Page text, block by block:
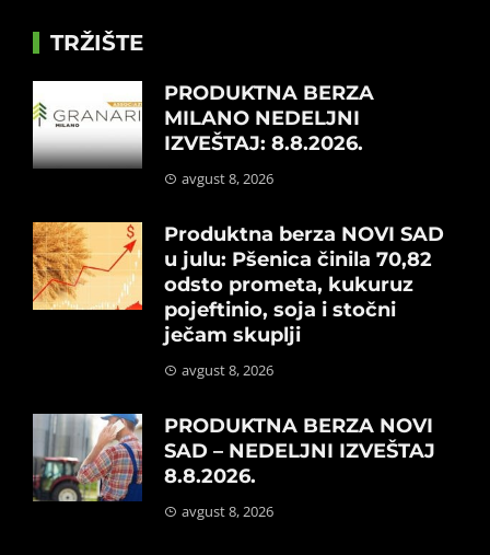
TRŽIŠTE
PRODUKTNA BERZA
MILANO NEDELJNI
IZVEŠTAJ: 8.8.2026.
avgust 8, 2026
Produktna berza NOVI SAD
u julu: Pšenica činila 70,82
odsto prometa, kukuruz
pojeftinio, soja i stočni
ječam skuplji
avgust 8, 2026
PRODUKTNA BERZA NOVI
SAD – NEDELJNI IZVEŠTAJ
8.8.2026.
avgust 8, 2026